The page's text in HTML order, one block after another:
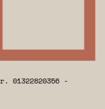
01322820356 -